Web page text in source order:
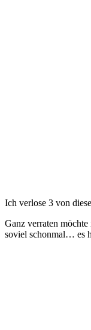
Ich verlose 3 von
Ganz verraten
soviel schonmal… es